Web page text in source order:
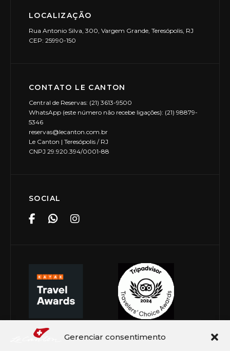
Gerenciar consentimento
LOCALIZAÇÃO
Rua Antonio Silva, 300, Vargem Grande, Teresópolis, RJ
CEP: 25990-150
CONTATO LE CANTON
Central de Reservas: (21) 3613-9500
WhatsApp (este número não recebe ligações): (21) 98879-
5346
reservas@lecanton.com.br
Le Canton | Teresópolis / RJ
CNPJ 29.920.394/0001-88
SOCIAL